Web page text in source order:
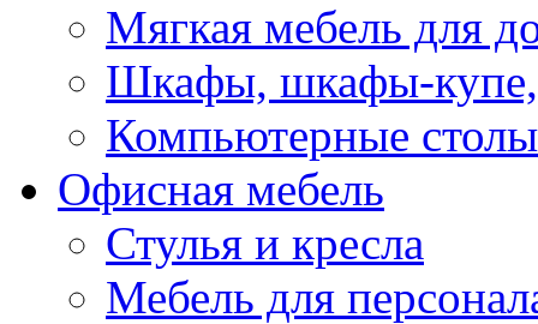
Мягкая мебель для
Шкафы, шкафы-купе,
Компьютерные столы
Офисная мебель
Стулья и кресла
Мебель для